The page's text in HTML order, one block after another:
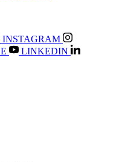
INSTAGRAM
LINKEDIN